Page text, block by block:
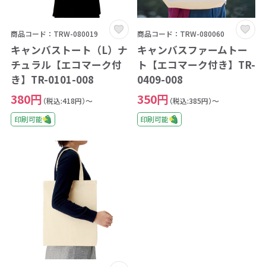
商品コード：TRW-080019
キャンバストート（L）ナ
チュラル【エコマーク付
き】TR-0101-008
380円 （税込:418円）～
印刷可能
商品コード：TRW-080060
キャンバスファームトー
ト【エコマーク付き】TR-
0409-008
350円 （税込:385円）～
印刷可能